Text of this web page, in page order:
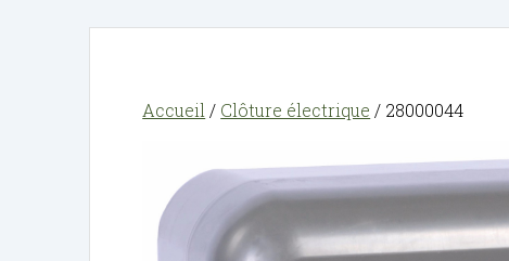
Accueil / Clôture électrique / 28000044